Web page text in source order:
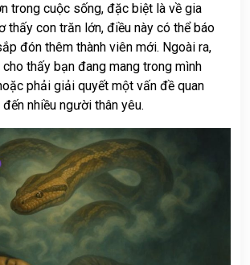
trong cuộc sống, đặc biệt là về gia
thấy con trăn lớn, điều này có thể báo
đón thêm thành viên mới. Ngoài ra,
thấy bạn đang mang trong mình
phải giải quyết một vấn đề quan
nhiều người thân yêu.